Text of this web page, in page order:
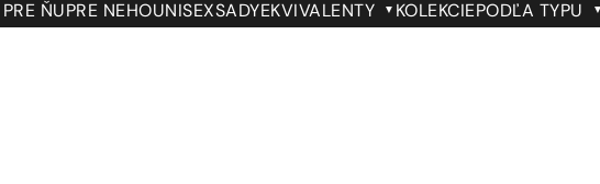
PRE ŇU PRE NEHOUNISEXSADY EKVIVALENTY KOLEKCIEPODĽA TYPU